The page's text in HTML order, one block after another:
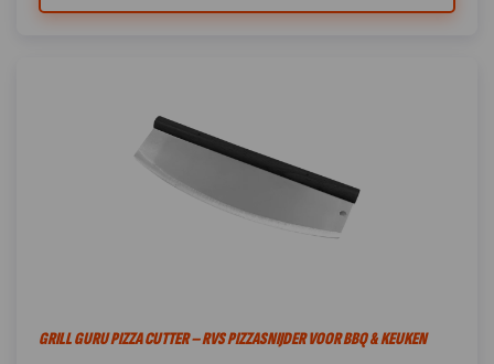
GRILL GURU PIZZA CUTTER – RVS PIZZASNIJDER VOOR BBQ & KEUKEN